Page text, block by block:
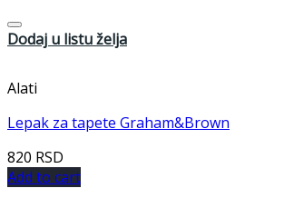
Dodaj u listu želja
Alati
Lepak za tapete Graham&Brown
820 RSD
Add to cart